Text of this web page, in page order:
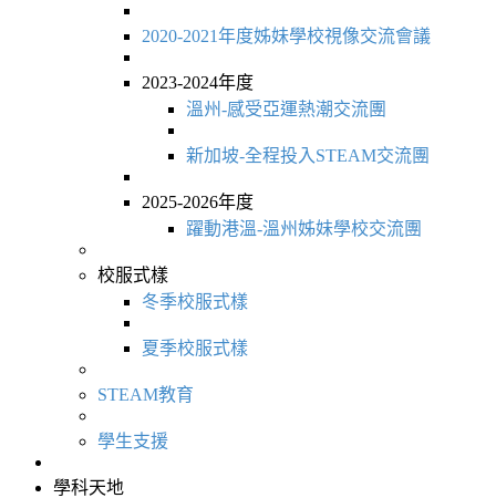
2020-2021年度姊妹學校視像交流會議
2023-2024年度
溫州-感受亞運熱潮交流團
新加坡-全程投入STEAM交流團
2025-2026年度
躍動港溫-溫州姊妹學校交流團
校服式樣
冬季校服式樣
夏季校服式樣
STEAM教育
學生支援
學科天地